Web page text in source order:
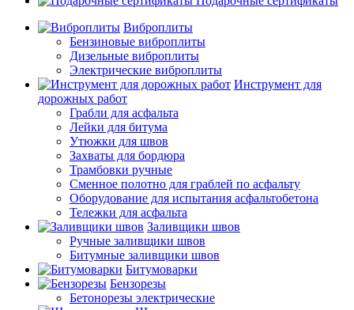
Виброплиты
Бензиновые виброплиты
Дизельные виброплиты
Электрические виброплиты
Инструмент для
дорожных работ
Грабли для асфальта
Лейки для битума
Утюжки для швов
Захваты для бордюра
Трамбовки ручные
Сменное полотно для граблей по асфальту
Оборудование для испытания асфальтобетона
Тележки для асфальта
Заливщики швов
Ручные заливщики швов
Битумные заливщики швов
Битумоварки
Бензорезы
Бетонорезы электрические